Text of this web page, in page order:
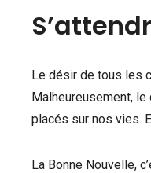
Le désir de tous les
Malheureusement,
placés sur nos vies.
La Bonne Nouvelle,